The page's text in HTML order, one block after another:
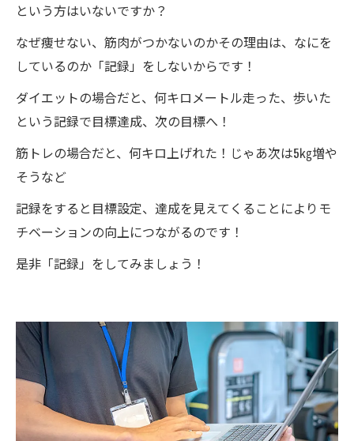
という方はいないですか？
なぜ痩せない、筋肉がつかないのかその理由は、なにを
しているのか「記録」をしないからです！
ダイエットの場合だと、何キロメートル走った、歩いた
という記録で目標達成、次の目標へ！
筋トレの場合だと、何キロ上げれた！じゃあ次は5㎏増や
そうなど
記録をすると目標設定、達成を見えてくることによりモ
チベーションの向上につながるのです！
是非「記録」をしてみましょう！